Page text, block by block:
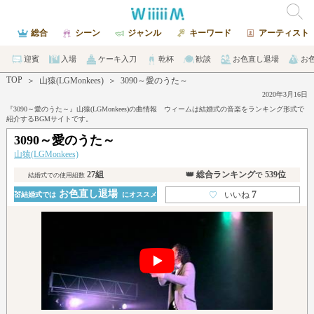
総合 シーン ジャンル キーワード アーティスト
迎賓 入場 ケーキ入刀 乾杯 歓談 お色直し退場 お
TOP ＞ 山猿(LGMonkees) ＞ 3090～愛のうた～
2020年3月16日
『3090～愛のうた～』山猿(LGMonkees)の曲情報 ウィームは結婚式の音楽をランキング形式で
紹介するBGMサイトです。
3090～愛のうた～
山猿(LGMonkees)
結婚式での使用組数27組 👑 総合ランキングで 539位
💒結婚式ではお色直し退場 にオススメ ♡ いいね7